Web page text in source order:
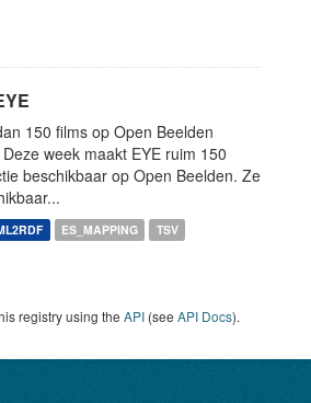
150 films op Open Beelden
week maakt EYE ruim 150
beschikbaar op Open Beelden. Ze
ES_MAPPING TSV
registry using the API (see API Docs).